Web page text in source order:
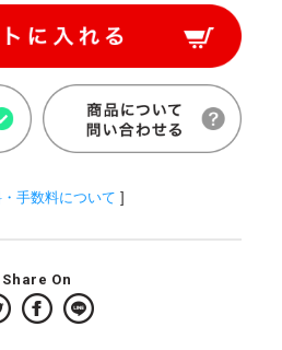
手数料について ]
Share On